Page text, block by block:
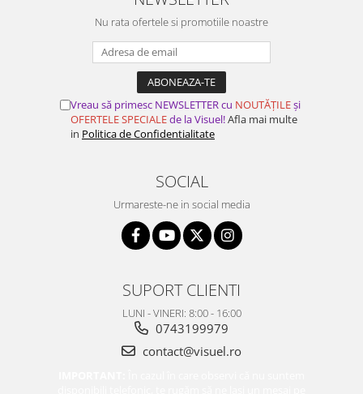
Nu rata ofertele si promotiile noastre
Vreau să primesc NEWSLETTER cu NOUTĂȚILEși
OFERTELE SPECIALEde la Visuel!Afla mai multe
in Politica de Confidentialitate
SOCIAL
Urmareste-ne in social media
SUPORT CLIENTI
LUNI - VINERI: 8:00 - 16:00
0743199979
contact@visuel.ro